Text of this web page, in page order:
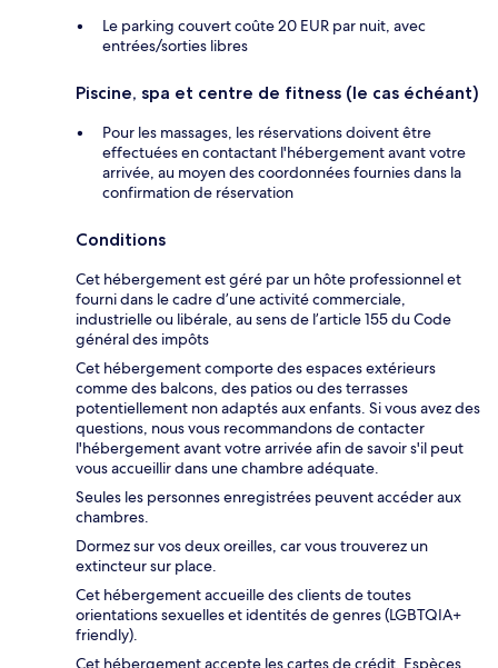
Le parking couvert coûte 20 EUR par nuit, avec
entrées/sorties libres
Piscine, spa et centre de fitness (le cas échéant)
Pour les massages, les réservations doivent être
effectuées en contactant l'hébergement avant votre
arrivée, au moyen des coordonnées fournies dans la
confirmation de réservation
Conditions
Cet hébergement est géré par un hôte professionnel et
fourni dans le cadre d’une activité commerciale,
industrielle ou libérale, au sens de l’article 155 du Code
général des impôts
Cet hébergement comporte des espaces extérieurs
comme des balcons, des patios ou des terrasses
potentiellement non adaptés aux enfants. Si vous avez des
questions, nous vous recommandons de contacter
l'hébergement avant votre arrivée afin de savoir s'il peut
vous accueillir dans une chambre adéquate.
Seules les personnes enregistrées peuvent accéder aux
chambres.
Dormez sur vos deux oreilles, car vous trouverez un
extincteur sur place.
Cet hébergement accueille des clients de toutes
orientations sexuelles et identités de genres (LGBTQIA+
friendly).
Cet hébergement accepte les cartes de crédit. Espèces